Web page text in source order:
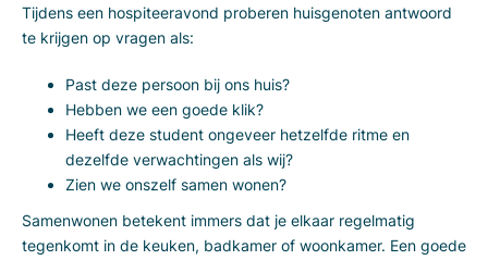
Tijdens een hospiteeravond proberen huisgenoten antwoord
te krijgen op vragen als:
Past deze persoon bij ons huis?
Hebben we een goede klik?
Heeft deze student ongeveer hetzelfde ritme en
dezelfde verwachtingen als wij?
Zien we onszelf samen wonen?
Samenwonen betekent immers dat je elkaar regelmatig
tegenkomt in de keuken, badkamer of woonkamer. Een goede